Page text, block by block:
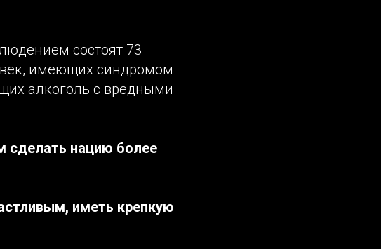
состоят 73
имеющих синдромом
алкоголь с вредными
сделать нацию более
иметь крепкую